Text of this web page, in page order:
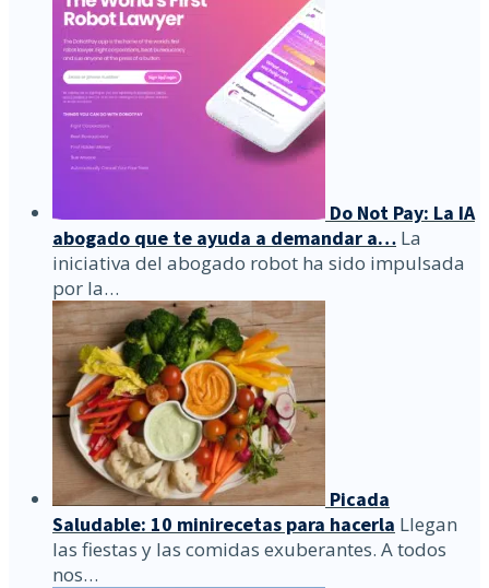
Do Not Pay: La IA
abogado que te ayuda a demandar a… La
iniciativa del abogado robot ha sido impulsada
por la…
Picada
Saludable: 10 minirecetas para hacerla Llegan
las fiestas y las comidas exuberantes. A todos
nos…